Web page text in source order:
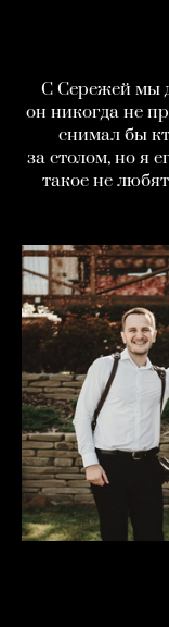
С Сережей мы
он никогда не
снимал бы
за столом, но я
такое не